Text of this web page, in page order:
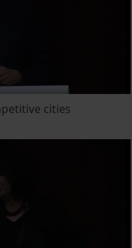
cities